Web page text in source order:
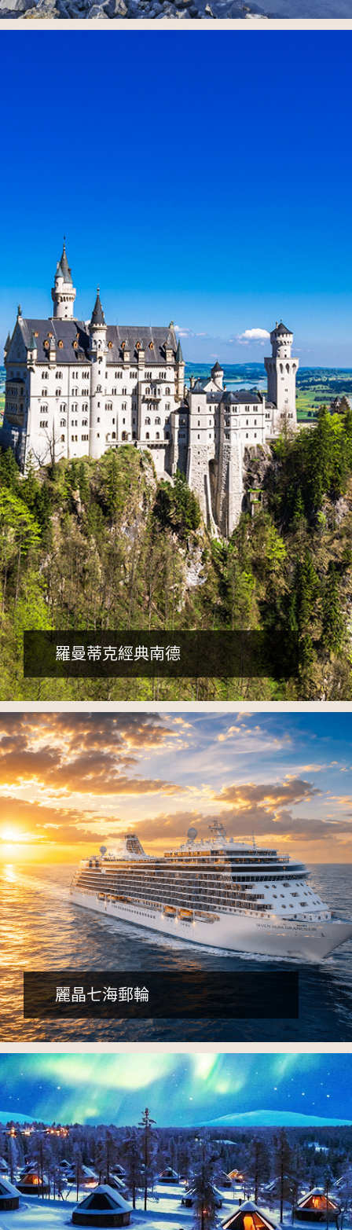
羅曼蒂克經典南德
詳細行程
麗晶七海郵輪
詳細行程
早鳥減5千，含小費、送網卡
詳細行程